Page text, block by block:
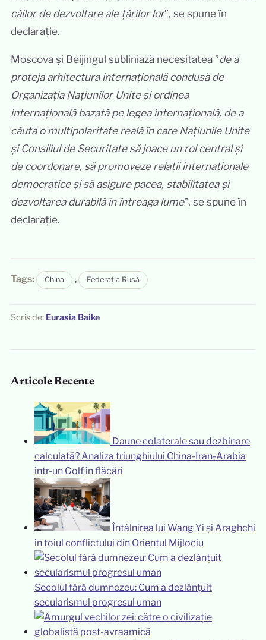
căilor de dezvoltare ale țărilor lor”, se spune în
declarație.
Moscova și Beijingul subliniază necesitatea ”de a
proteja arhitectura internațională condusă de
Organizația Națiunilor Unite și ordinea
internațională bazată pe legea internațională, de a
căuta o multipolaritate reală în care Națiunile Unite
și Consiliul de Securitate să joace un rol central și
de coordonare, să promoveze relații internaționale
democratice și să asigure pacea, stabilitatea și
dezvoltarea durabilă în întreaga lume”, se spune în
declarație.
Tags: China , Federația Rusă
Scris de: Eurasia Baike
Articole Recente
Daune colaterale sau dezbinare
calculată? Analiza triunghiului China-Iran-Arabia
într-un Golf în flăcări
Întâlnirea lui Wang Yi și Araghchi
în toiul conflictului din Orientul Mijlociu
Secolul fără dumnezeu: Cum a dezlănțuit
secularismul progresul uman